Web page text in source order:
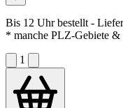
Bis 12 Uhr bestellt-
* manche PLZ-Gebiete &
1